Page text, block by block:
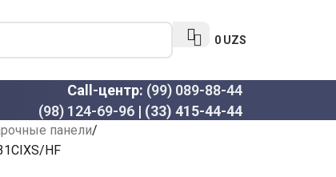
0 UZS
Call-центр: (99) 089-88-44
(98) 124-69-96 | (33) 415-44-44
панели
HF